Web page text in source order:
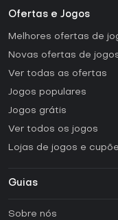
Ofertas e Jogos
Melhores ofertas de
Novas ofertas de
Ver todas as ofertas
Jogos populares
Jogos grátis
Ver todos os jogos
Lojas de jogos e
Guias
Sobre nós